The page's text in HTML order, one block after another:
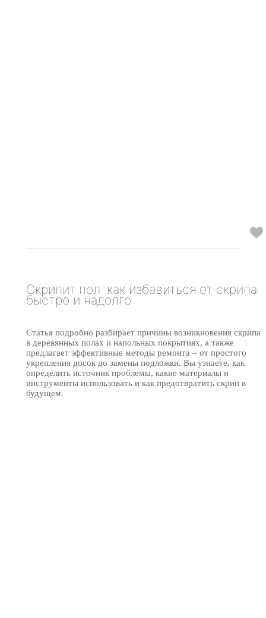
Скрипит пол: как избавиться от скрипа
быстро и надолго
Статья подробно разбирает причины возникновения скрипа
в деревянных полах и напольных покрытиях, а также
предлагает эффективные методы ремонта – от простого
укрепления досок до замены подложки. Вы узнаете, как
определить источник проблемы, какие материалы и
инструменты использовать и как предотвратить скрип в
будущем.